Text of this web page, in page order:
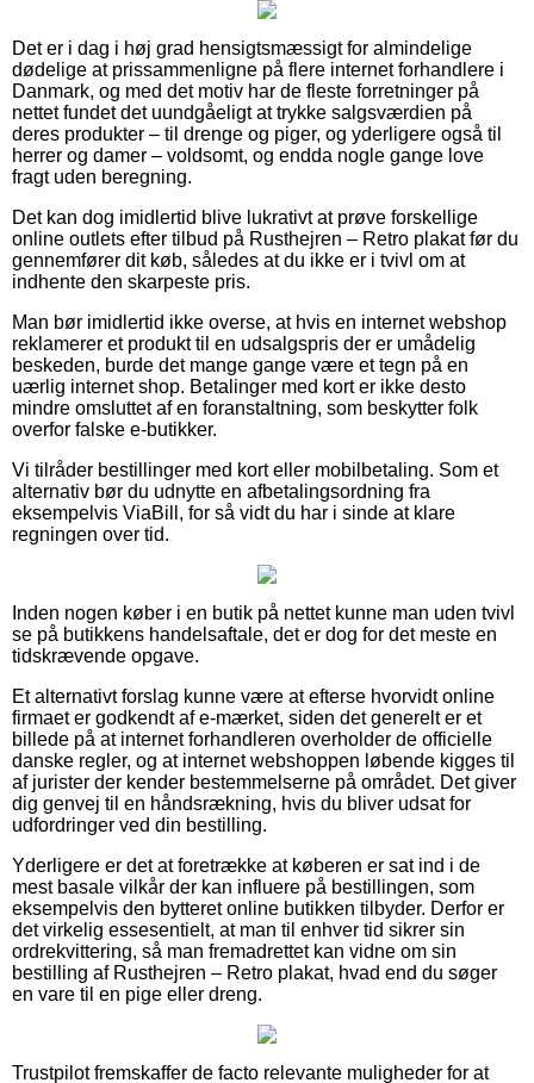
Det er i dag i høj grad hensigtsmæssigt for almindelige
dødelige at prissammenligne på flere internet forhandlere i
Danmark, og med det motiv har de fleste forretninger på
nettet fundet det uundgåeligt at trykke salgsværdien på
deres produkter – til drenge og piger, og yderligere også til
herrer og damer – voldsomt, og endda nogle gange love
fragt uden beregning.
Det kan dog imidlertid blive lukrativt at prøve forskellige
online outlets efter tilbud på Rusthejren – Retro plakat før du
gennemfører dit køb, således at du ikke er i tvivl om at
indhente den skarpeste pris.
Man bør imidlertid ikke overse, at hvis en internet webshop
reklamerer et produkt til en udsalgspris der er umådelig
beskeden, burde det mange gange være et tegn på en
uærlig internet shop. Betalinger med kort er ikke desto
mindre omsluttet af en foranstaltning, som beskytter folk
overfor falske e-butikker.
Vi tilråder bestillinger med kort eller mobilbetaling. Som et
alternativ bør du udnytte en afbetalingsordning fra
eksempelvis ViaBill, for så vidt du har i sinde at klare
regningen over tid.
Inden nogen køber i en butik på nettet kunne man uden tvivl
se på butikkens handelsaftale, det er dog for det meste en
tidskrævende opgave.
Et alternativt forslag kunne være at efterse hvorvidt online
firmaet er godkendt af e-mærket, siden det generelt er et
billede på at internet forhandleren overholder de officielle
danske regler, og at internet webshoppen løbende kigges til
af jurister der kender bestemmelserne på området. Det giver
dig genvej til en håndsrækning, hvis du bliver udsat for
udfordringer ved din bestilling.
Yderligere er det at foretrække at køberen er sat ind i de
mest basale vilkår der kan influere på bestillingen, som
eksempelvis den bytteret online butikken tilbyder. Derfor er
det virkelig essesentielt, at man til enhver tid sikrer sin
ordrekvittering, så man fremadrettet kan vidne om sin
bestilling af Rusthejren – Retro plakat, hvad end du søger
en vare til en pige eller dreng.
Trustpilot fremskaffer de facto relevante muligheder for at